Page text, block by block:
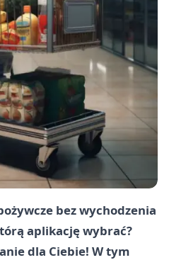
bez wychodzenia
aplikację wybrać?
dla Ciebie! W tym